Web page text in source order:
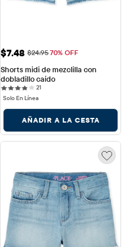
Precio de venta: $7.48
$7.48 Precio original: $24.95
$24.9570% OFF
Shorts midi de mezclilla con
dobladillo caído
21
Solo En Línea
AÑADIR A LA CESTA